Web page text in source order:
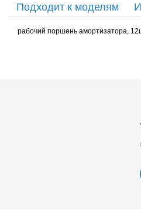
Подходит к моделям
рабочий поршень амортизатора,